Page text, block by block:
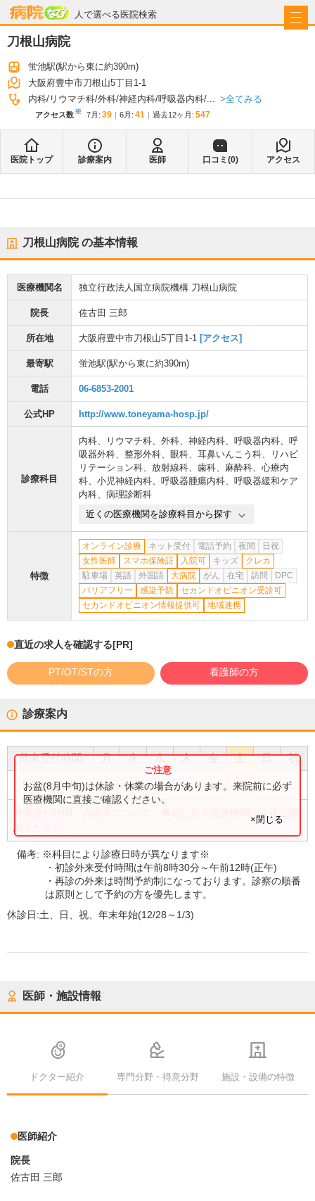
人で選べる医院検索
病院なび
刀根山病院
蛍池駅(駅から東に約390m)
大阪府豊中市刀根山5丁目1-1
内科 リウマチ科 外科 神経内科 呼吸器内科 ... 全てみる
アクセス数※ 7月 : 39 6月 : 41 過去12ヶ月: 547
医院トップ 診療案内 医師 口コミ(0) アクセス
刀根山病院の基本情報
医療機関名 独立行政法人国立病院機構 刀根山病院
院長 佐古田 三郎
所在地 大阪府豊中市刀根山5丁目1-1 [アクセス]
最寄駅 蛍池駅(駅から東に約390m)
電話 06-6853-2001
公式HP http://www.toneyama-hosp.jp/
診療科目
内科、 リウマチ科、 外科、 神経内科、 呼吸器内科、 呼
吸器外科、 整形外科、 眼科、 耳鼻いんこう科、
リハビ
リテーション科、 放射線科、 歯科、 麻酔科、 心療内
科、 小児神経内科、 呼吸器腫瘍内科、 呼吸器緩和ケア
内科、 病理診断科
近くの医療機関を診療科目から探す
特徴
オンライン診療 ネット受付 電話予約 夜間
日祝
女性医師
スマホ保険証 入院可 キッズ
クレカ
駐車場
英語 外国語 大病院 がん 在宅 訪問
DPC
バリアフリー
感染予防
セカンドオピニオン受診可
セカンドオピニオン情報提供可
地域連携
直近の求人を確認する[PR]
PT/OT/STの方 看護師の方
診療案内
外来受付時間 月 火 水 木 金 土 日 祝
8:30〜 12:00 ● ● ● ● ●
外来受付時間・内容等について、事前に必ず医療機関に直接ご確
認ください。
お盆(8月中旬)は休診・休業の場合があります。来院前に必ず
医療機関に直接ご確認ください。
×閉じる
備考: ※科目により診療日時が異なります※
・初診外来受付時間は午前8時30分～午前12時(正午)
・再診の外来は時間予約制になっております。診察の順番
は原則として予約の方を優先します。
休診日:土、日、祝、年末年始(12/28～1/3)
医師・施設情報
ドクター紹介 専門分野・得意分野 施設・設備の特徴
医師紹介
院長
佐古田 三郎